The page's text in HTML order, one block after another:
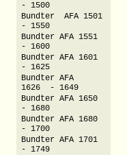
- 1500
Bundter AFA 1501
- 1550
Bundter AFA 1551
- 1600
Bundter AFA 1601
- 1625
Bundter AFA
1626 - 1649
Bundter AFA 1650
- 1680
Bundter AFA 1680
- 1700
Bundter AFA 1701
- 1749